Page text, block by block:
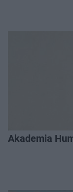
Akademia